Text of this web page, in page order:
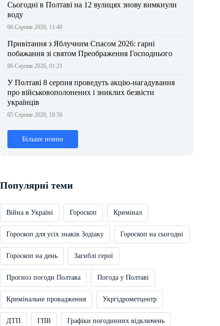
Сьогодні в Полтаві на 12 вулицях знову вимкнули
воду
06 Серпня 2026, 11:40
Привітання з Яблучним Спасом 2026: гарні
побажання зі святом Преображення Господнього
06 Серпня 2026, 01:21
У Полтаві 8 серпня проведуть акцію-нагадування
про військовополонених і зниклих безвісти
українців
05 Серпня 2026, 18:56
Більше новин
Популярні теми
Війна в Україні Гороскоп Кримінал
Гороскоп для усіх знаків Зодіаку Гороскоп на сьогодні
Гороскоп на день Загиблі герої
Прогноз погоди Полтава Погода у Полтаві
Кримінальне провадження Укргідрометцентр
ДТП ГПВ Графіки погодинних відключень